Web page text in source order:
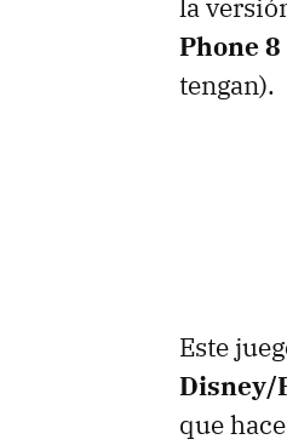
la
Phone 8
tengan).
Este
Disney/
que